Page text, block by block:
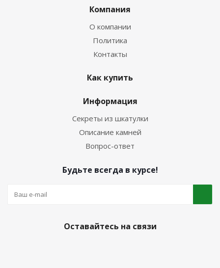
Компания
О компании
Политика
Контакты
Как купить
Информация
Секреты из шкатулки
Описание камней
Вопрос-ответ
Будьте всегда в курсе!
Оставайтесь на связи